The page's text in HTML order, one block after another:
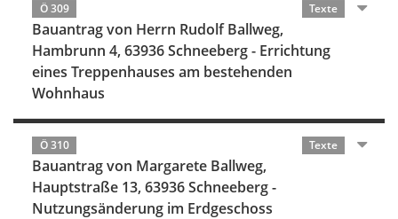
Ö 309 Texte
Bauantrag von Herrn Rudolf Ballweg,
Hambrunn 4, 63936 Schneeberg - Errichtung
eines Treppenhauses am bestehenden
Wohnhaus
Ö 310 Texte
Bauantrag von Margarete Ballweg,
Hauptstraße 13, 63936 Schneeberg -
Nutzungsänderung im Erdgeschoss